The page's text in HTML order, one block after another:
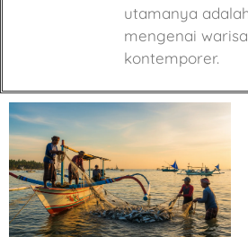
utamanya
mengenai
kontemporer.